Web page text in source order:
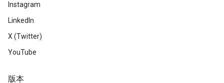
Instagram
LinkedIn
X (Twitter)
YouTube
版本